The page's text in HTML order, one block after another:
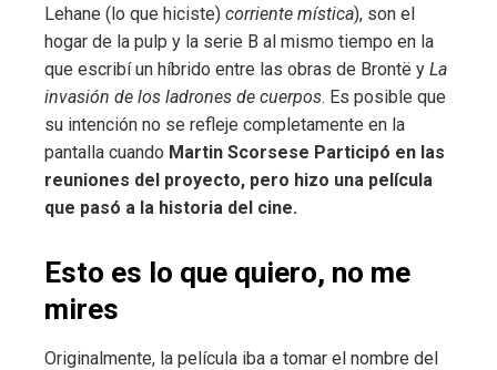
Lehane (lo que hiciste) corriente mística), son el
hogar de la pulp y la serie B al mismo tiempo en la
que escribí un híbrido entre las obras de Brontë y La
invasión de los ladrones de cuerpos. Es posible que
su intención no se refleje completamente en la
pantalla cuando Martin Scorsese Participó en las
reuniones del proyecto, pero hizo una película
que pasó a la historia del cine.
Esto es lo que quiero, no me
mires
Originalmente, la película iba a tomar el nombre del